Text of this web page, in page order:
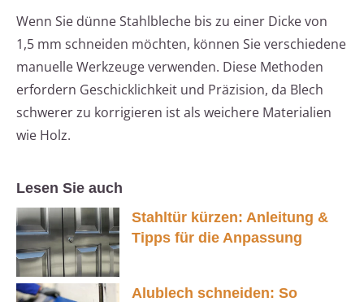
Wenn Sie dünne Stahlbleche bis zu einer Dicke von
1,5 mm schneiden möchten, können Sie verschiedene
manuelle Werkzeuge verwenden. Diese Methoden
erfordern Geschicklichkeit und Präzision, da Blech
schwerer zu korrigieren ist als weichere Materialien
wie Holz.
Lesen Sie auch
Stahltür kürzen: Anleitung &
Tipps für die Anpassung
Alublech schneiden: So